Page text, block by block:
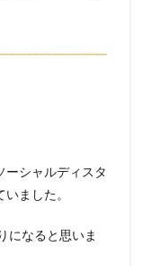
ーシャルディスタ
ました。
になると思いま